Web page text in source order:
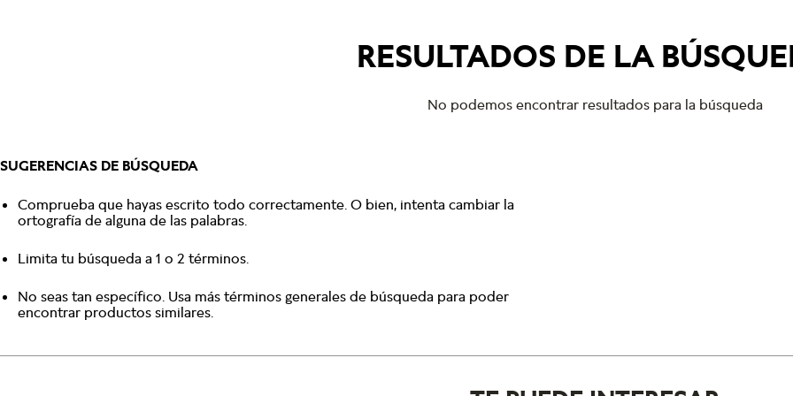
RESULTADOS DE LA
No podemos encontrar resultados para la búsqueda
SUGERENCIAS DE BÚSQUEDA
Comprueba que hayas escrito todo correctamente. O bien, intenta cambiar la
ortografía de alguna de las palabras.
Limita tu búsqueda a 1 o 2 términos.
No seas tan específico. Usa más términos generales de búsqueda para poder
encontrar productos similares.